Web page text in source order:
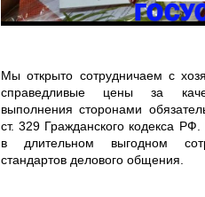
Мы открыто сотрудничаем с
справедливые цены за
выполнения сторонами
ст. 329 Гражданского кодекса
в длительном выгодном
стандартов делового общения.